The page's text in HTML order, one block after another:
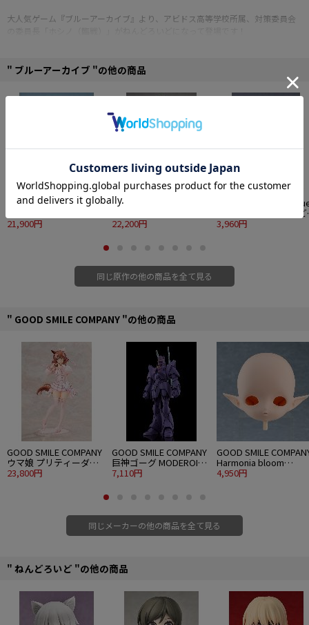
大人気ゲーム『ブルーアーカイブ』より、アビドス高等学校所属、対策委員会
・オプションパーツ：「ショットガン（Eye of Horus）」「シールド」「補助
■制作協力：ねんどろん
■Design・Illust：9ml
© 2026 NEXON Games Co., Ltd. All Rights Reserved.
" ブルーアーカイブ "の他の商品
【再販】グッドスマイル
カイブ -Blue Archive-
21,900円
グッドスマイルアーツ上
Blue Archive- 1/7 リオ
22,200円
ブルーアーカイブ -
Archive- ねんどろいど
空崎ヒナ（ドレス） べ
3,960円
同じ原作の他の商品を全て見る
" GOOD SMILE COMPANY "の他の商品
GOOD SMILE COMPANY
ウマ娘 プリティーダー
ビー G.S.Collection 1/7
23,800円
GOOD SMILE COMPANY
巨神ゴーグ MODEROID
マノン・ガーディアン
7,110円
GOOD SMILE
Harmonia bloom
blooming doll (Head-
4,950円
同じメーカーの他の商品を全て見る
" ねんどろいど "の他の商品